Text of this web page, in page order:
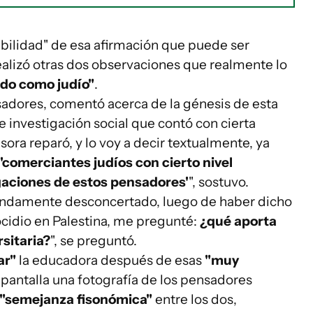
de esa afirmación que puede ser
otras dos observaciones que realmente lo
como judío".
comentó acerca de la génesis de esta
investigación social que contó con cierta
reparó, y lo voy a decir textualmente, ya
'comerciantes judíos con cierto nivel
de estos pensadores'", sostuvo.
desconcertado, luego de haber dicho
en Palestina, me pregunté: ¿qué aporta
", se preguntó.
la educadora después de esas "muy
una fotografía de los pensadores
fisonómica"entre los dos,